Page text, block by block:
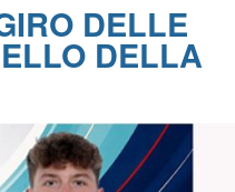
DELLE
DELLA